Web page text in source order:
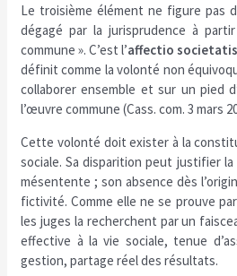
Le troisième élément ne figure pas
dégagé par la jurisprudence à
commune ». C’est l’affectio societatis
définit comme la volonté non
collaborer ensemble et sur un pied
l’œuvre commune (Cass. com. 3 mars
Cette volonté doit exister à la
sociale. Sa disparition peut justifier
mésentente ; son absence dès
fictivité. Comme elle ne se prouve
les juges la recherchent par un
effective à la vie sociale, tenue
gestion, partage réel des résultats.